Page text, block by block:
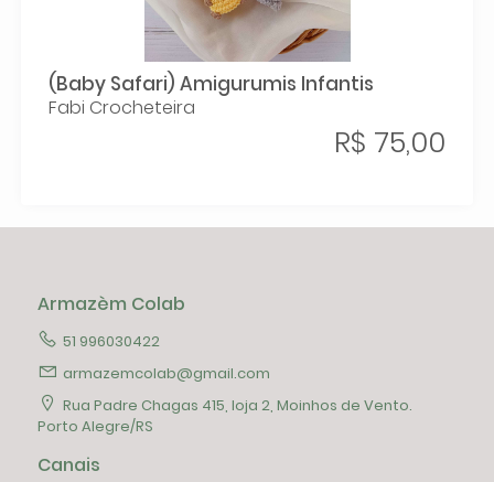
(Baby Safari) Amigurumis Infantis
Fabi Crocheteira
R$ 75,00
Armazèm Colab
51 996030422
armazemcolab@gmail.com
Rua Padre Chagas 415, loja 2, Moinhos de Vento.
Porto Alegre/RS
Canais